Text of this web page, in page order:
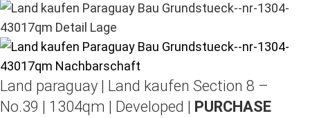
Land paraguay | Land kaufen Section 8 –
No.39 | 1304qm | Developed |
PURCHASE